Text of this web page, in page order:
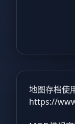
地图存档使
https://